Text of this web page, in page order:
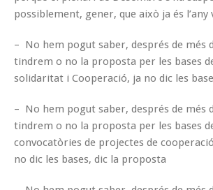
possiblement, gener, que això ja és l’any
– No hem pogut saber, després de més
tindrem o no la proposta per les bases
solidaritat i Cooperació, ja no dic les
– No hem pogut saber, després de més
tindrem o no la proposta per les bases
convocatòries de projectes de
no dic les bases, dic la proposta